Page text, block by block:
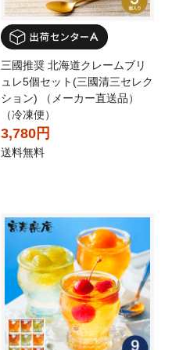
三國推奨 北海道クレームブリ
ュレ5個セット(三國清三セレク
ション) （メーカー直送品）
（冷凍便）
3,780円
送料無料